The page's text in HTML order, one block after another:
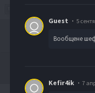
Guest 5
Вообщене
Kefir4ik 7